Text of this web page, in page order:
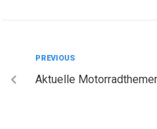
PREVIOUS
Aktuelle